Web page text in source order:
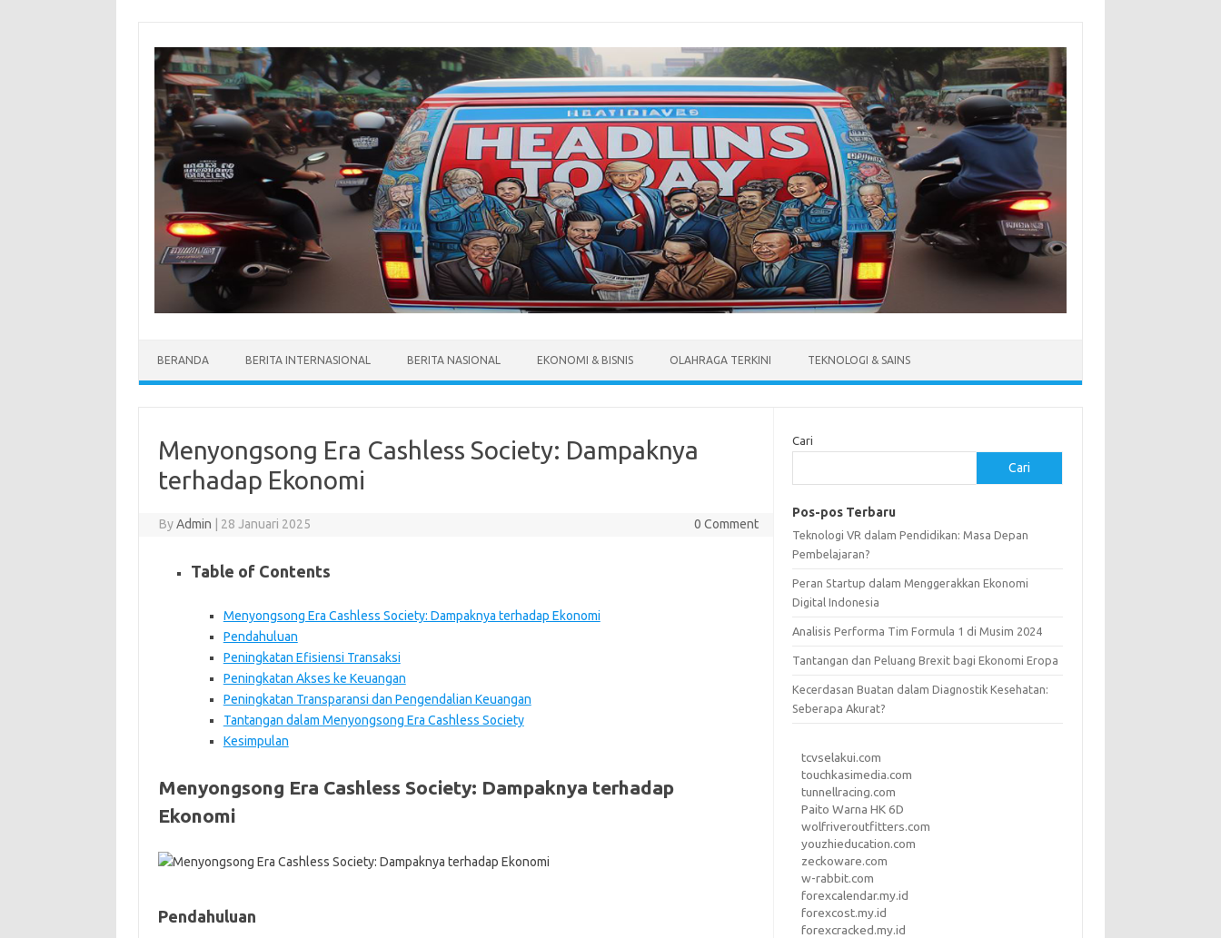
content
BERANDA BERITA INTERNASIONAL BERITA NASIONAL EKONOMI & BISNIS OLAHRAGA TERKINI TEKNOLOGI & SAINS
Menyongsong Era Cashless Society: Dampaknya
terhadap Ekonomi
ByAdmin 28 Januari 2025 0 Comment
Table of Contents
Menyongsong Era Cashless Society: Dampaknya terhadap Ekonomi
Pendahuluan
Peningkatan Efisiensi Transaksi
Peningkatan Akses ke Keuangan
Peningkatan Transparansi dan Pengendalian Keuangan
Tantangan dalam Menyongsong Era Cashless Society
Kesimpulan
Menyongsong Era Cashless Society: Dampaknya terhadap
Ekonomi
Pendahuluan
Cari
Cari
Pos-pos Terbaru
Teknologi VR dalam Pendidikan: Masa Depan
Pembelajaran?
Peran Startup dalam Menggerakkan Ekonomi
Digital Indonesia
Analisis Performa Tim Formula 1 di Musim 2024
Tantangan dan Peluang Brexit bagi Ekonomi Eropa
Kecerdasan Buatan dalam Diagnostik Kesehatan:
Seberapa Akurat?
tcvselakui.com
touchkasimedia.com
tunnellracing.com
Paito Warna HK 6D
wolfriveroutfitters.com
youzhieducation.com
zeckoware.com
w-rabbit.com
forexcalendar.my.id
forexcost.my.id
forexcracked.my.id